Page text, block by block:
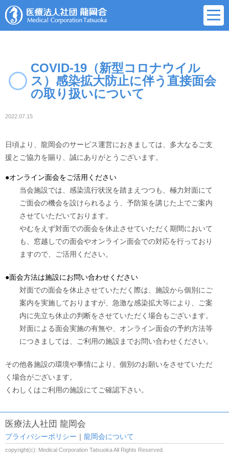
COVID-19（新型コロナウイル
ス）感染拡大防止に伴う直接面会
の取り扱いについて
2022.07.15
日頃より、龍岡会のサービス運営におきましては、多大なるご支
援とご協力を賜り、誠にありがとうございます。
●オンライン面会をご活用ください
当会施設では、感染流行状況を踏まえつつも、極力対面にて
ご面会の機会を設けられるよう、予防策を講じた上でご案内
させていただいております。
やむをえず対面での面会を休止させていただく期間において
も、窓越しでの面会やオンライン面会での対応を行っており
ますので、ご活用ください。
●面会方法は施設にお問い合わせください
対面での面会を休止させていただく際は、施設から個別にご
案内を実施しておりますが、急激な感染拡大等により、ご案
内に先立ち休止の判断をさせていただく場合もございます。
対面による面会実施の有無や、オンライン面会の予約方法等
につきましては、ご利用の施設までお問い合わせください。
その他各施設の環境や事情により、個別のお願いをさせていただ
く場合がございます。
くわしくはご利用の施設にてご確認下さい。
医療法人社団 龍岡会
プライバシーポリシー ｜ 龍岡会について
copyright(c): Medical Corporation Tatsuoka All Rights Reserved.